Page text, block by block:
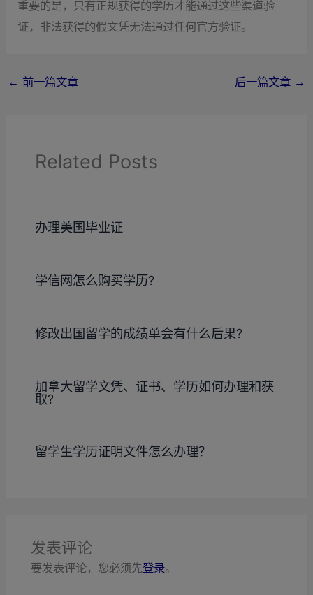
重要的是，只有正规获得的学历才能通过这些渠道验
证，非法获得的假文凭无法通过任何官方验证。
← 前一篇文章 后一篇文章 →
Related Posts
办理美国毕业证
学信网怎么购买学历?
修改出国留学的成绩单会有什么后果?
加拿大留学文凭、证书、学历如何办理和获
取?
留学生学历证明文件怎么办理？
发表评论
要发表评论，您必须先登录。